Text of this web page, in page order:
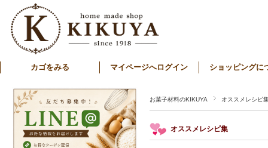
カゴをみる マイページへログイン ショッピングに
お菓子材料のKIKUYA オススメレシピ
オススメレシピ集